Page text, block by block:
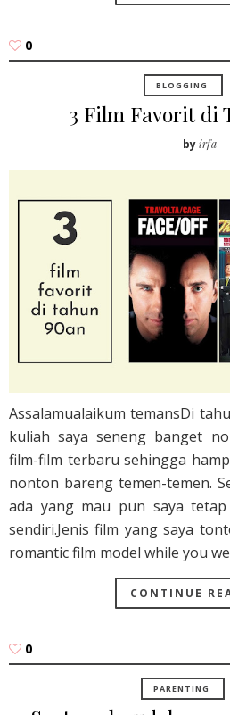
0
BLOGGING
3 Film Favorit di
byirfa
Assalamualaikum temansDi
kuliah saya seneng banget
film-film terbaru sehingga
nonton bareng temen-temen.
ada yang mau pun saya
sendiri.Jenis film yang saya
romantic film model while you
CONTINUE
0
PARENTING